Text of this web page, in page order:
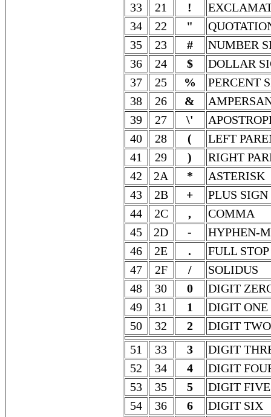
33
21 !
34
22 "
35
23 #
NUMBER
36
24 $
DOLLAR
37
25 %
PERCENT
38
26 &
39
27 \'
40
28 (
LEFT
41
29 )
RIGHT
42
2A *
ASTERISK
43
2B +
PLUS SIGN
44
2C ,
COMMA
45
2D -
HYPHEN-
46
2E .
FULL STOP
47
2F /
SOLIDUS
48
30 0
DIGIT
49
31 1
DIGIT ONE
50
32 2
DIGIT TWO
51
33 3
DIGIT
52
34 4
DIGIT
53
35 5
DIGIT FIVE
54
36 6
DIGIT SIX